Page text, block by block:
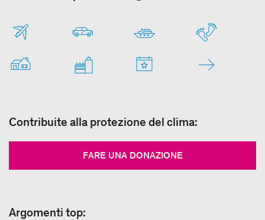
Contribuite alla protezione del clima:
FARE UNA DONAZIONE
Argomenti top: